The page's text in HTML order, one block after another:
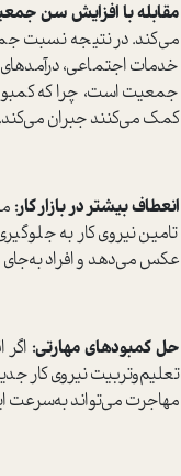
مقابله با افزایش سن
می‌کند. در نتیجه نسبت
خدمات اجتماعی،
جمعیت است، چرا که
کمک می‌کنند جبران می‌کند.
انعطاف بیشتر در بازار کار:
تامین نیروی کار به
عکس می‌دهد و افراد به‌جای
حل کمبودهای مهارتی:
تعلیم‌وتربیت نیروی کار
مهاجرت می‌تواند به‌سرعت